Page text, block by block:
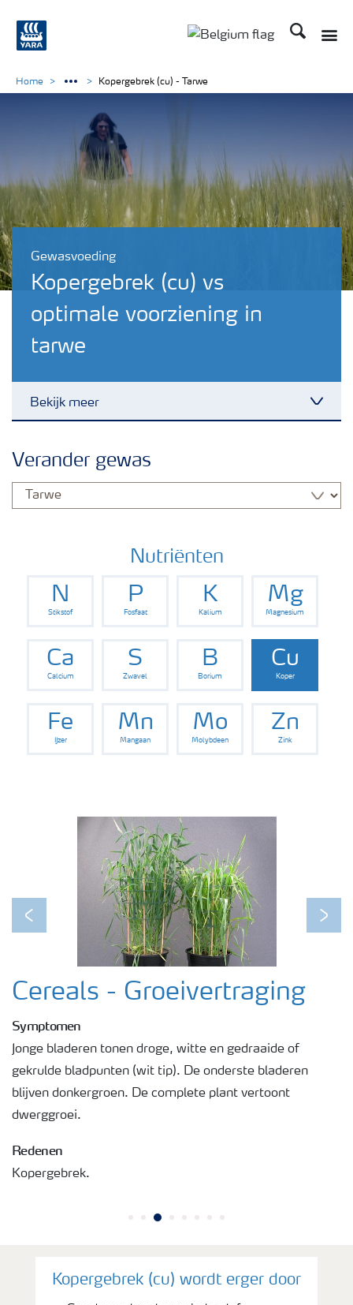
Zoek op
Gewasvoeding
Kopergebrek (cu) vs
optimale voorziening in
tarwe
Bekijk meer
Gewassen
Toolbox
Grow the future
Home Kopergebrek (cu) - Tarwe
Verander gewas
Nutriënten
N
Stikstof
P
Fosfaat
K
Kalium
Mg
Magnesium
Ca
Calcium
S
Zwavel
B
Borium
Cu
Koper
Fe
IJzer
Mn
Mangaan
Mo
Molybdeen
Zn
Zink
Previous Next
Cereals - Groeivertraging
Symptomen
Jonge bladeren tonen droge, witte en gedraaide of
gekrulde bladpunten (wit tip). De onderste bladeren
blijven donkergroen. De complete plant vertoont
dwerggroei.
Redenen
Kopergebrek.
Kopergebrek (cu) wordt erger door